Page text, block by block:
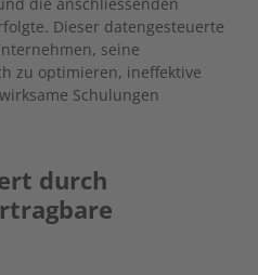
Dieser datengesteuerte
seine
zu optimieren, ineffektive
Schulungen
durch